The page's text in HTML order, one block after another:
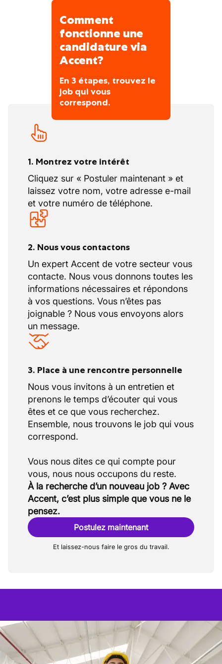
Savoir-faire et technologies étendus à
l'international.Comment
fonctionne une
candidature via
Accent?
En 3 étapes, trouvez le
job qui vous
correspond.
1. Montrez votre intérêt
Cliquez sur « Postuler maintenant » et
laissez votre nom, votre adresse e-mail
et votre numéro de téléphone.
2. Nous vous contactons
Un expert Accent de votre secteur vous
contacte. Nous vous donnons toutes les
informations nécessaires et répondons
à vos questions. Vous n’êtes pas
joignable ? Nous vous envoyons alors
un message.
3. Place à une rencontre personnelle
Nous vous invitons à un entretien et
prenons le temps d’écouter qui vous
êtes et ce que vous recherchez.
Ensemble, nous trouvons le job qui vous
correspond.
Vous nous dites ce qui compte pour
À la recherche d’un nouveau job ? Avec
Accent, c’est plus simple que vous ne le
pensez.
Postulez maintenant
Et laissez-nous faire le gros du travail.